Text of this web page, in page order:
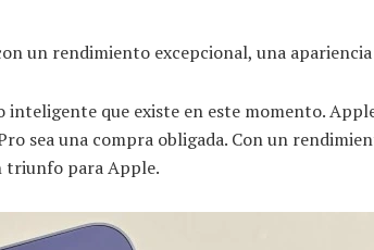
un rendimiento excepcional, una
que existe en este momento.
sea una compra obligada. Con un
triunfo para Apple.